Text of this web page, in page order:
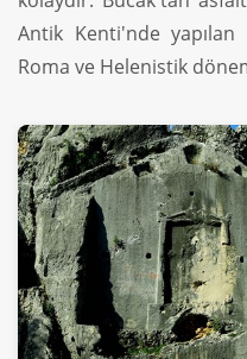
Antik Kenti'nde yapılan
Roma ve Helenistik